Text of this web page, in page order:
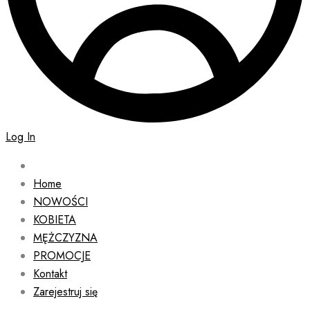
Log In
Home
NOWOŚCI
KOBIETA
MĘŻCZYZNA
PROMOCJE
Kontakt
Zarejestruj się